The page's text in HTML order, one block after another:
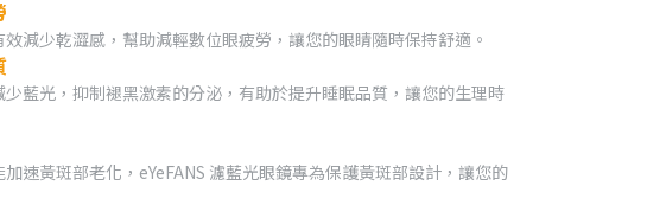
減少乾澀感，幫助減輕數位眼疲勞，讓您的眼睛隨時保持舒適。
藍光，抑制褪黑激素的分泌，有助於提升睡眠品質，讓您的生理時
速黃斑部老化，eYeFANS 濾藍光眼鏡專為保護黃斑部設計，讓您的